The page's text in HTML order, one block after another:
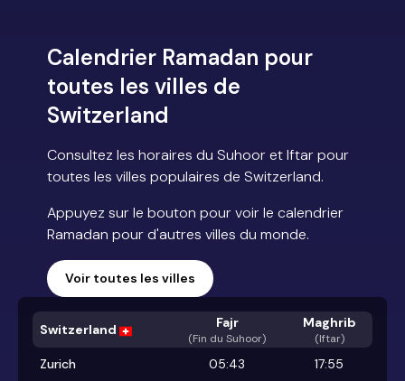
Calendrier Ramadan pour
toutes les villes de
Switzerland
Consultez les horaires du Suhoor et Iftar pour
toutes les villes populaires de Switzerland.
Appuyez sur le bouton pour voir le calendrier
Ramadan pour d'autres villes du monde.
Voir toutes les villes
Switzerland Fajr
(Fin du Suhoor)
Maghrib
(Iftar)
Zurich 05:43
17:55